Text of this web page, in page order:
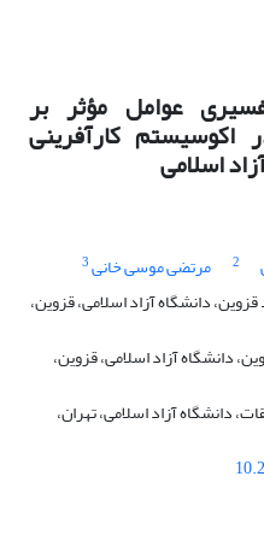
عوامل مؤثر بر
اکوسیستم کارآفرینی
اسلامی
2 مرتضی موسی خانی3
دانشگاه آزاد اسلامی، قزوین،
دانشگاه آزاد اسلامی، قزوین،
دانشگاه آزاد اسلامی، تهران،